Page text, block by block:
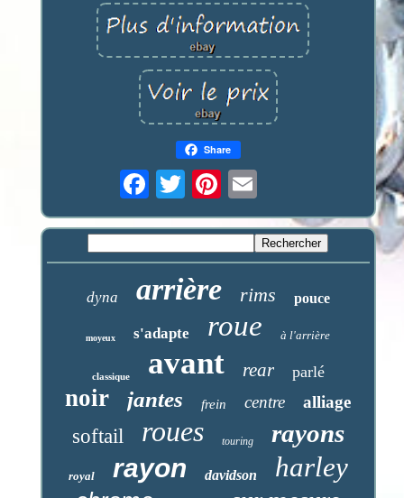
Share
dyna arrière rims pouce
moyeux s'adapte roue à l'arrière
classique avant rear parlé
noir jantes frein centre alliage
softail roues touring rayons
royal rayon davidson harley